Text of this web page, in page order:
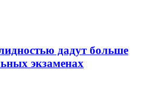
дадут больше
экзаменах